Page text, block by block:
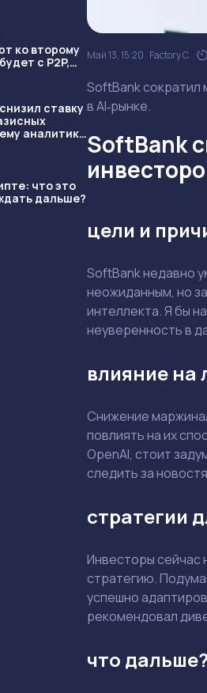
ко второму
с P2P,
ставку
аналитики
что это
дальше?
Май 13, 15:20 Factory C.
SoftBank сократил
в AI‑рынке.
SoftBank
цели и
SoftBank недавно
неожиданным, но
интеллекта. Я бы
неуверенность в
влияние на
Снижение
повлиять на их
OpenAI, стоит
следить за
стратегии
Инвесторы сейчас
стратегию.
успешно
рекомендовал
что